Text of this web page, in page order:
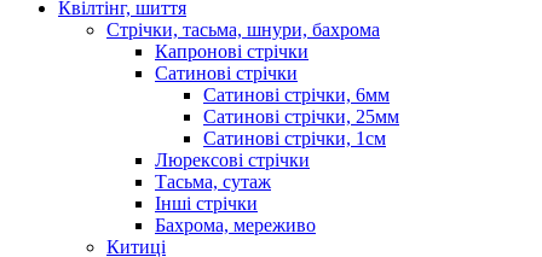
Квілтінг, шиття
Стрічки, тасьма, шнури, бахрома
Капронові стрічки
Сатинові стрічки
Сатинові стрічки, 6мм
Сатинові стрічки, 25мм
Сатинові стрічки, 1см
Люрексові стрічки
Тасьма, сутаж
Інші стрічки
Бахрома, мереживо
Китиці